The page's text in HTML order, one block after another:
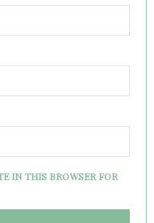
IN THIS BROWSER FOR